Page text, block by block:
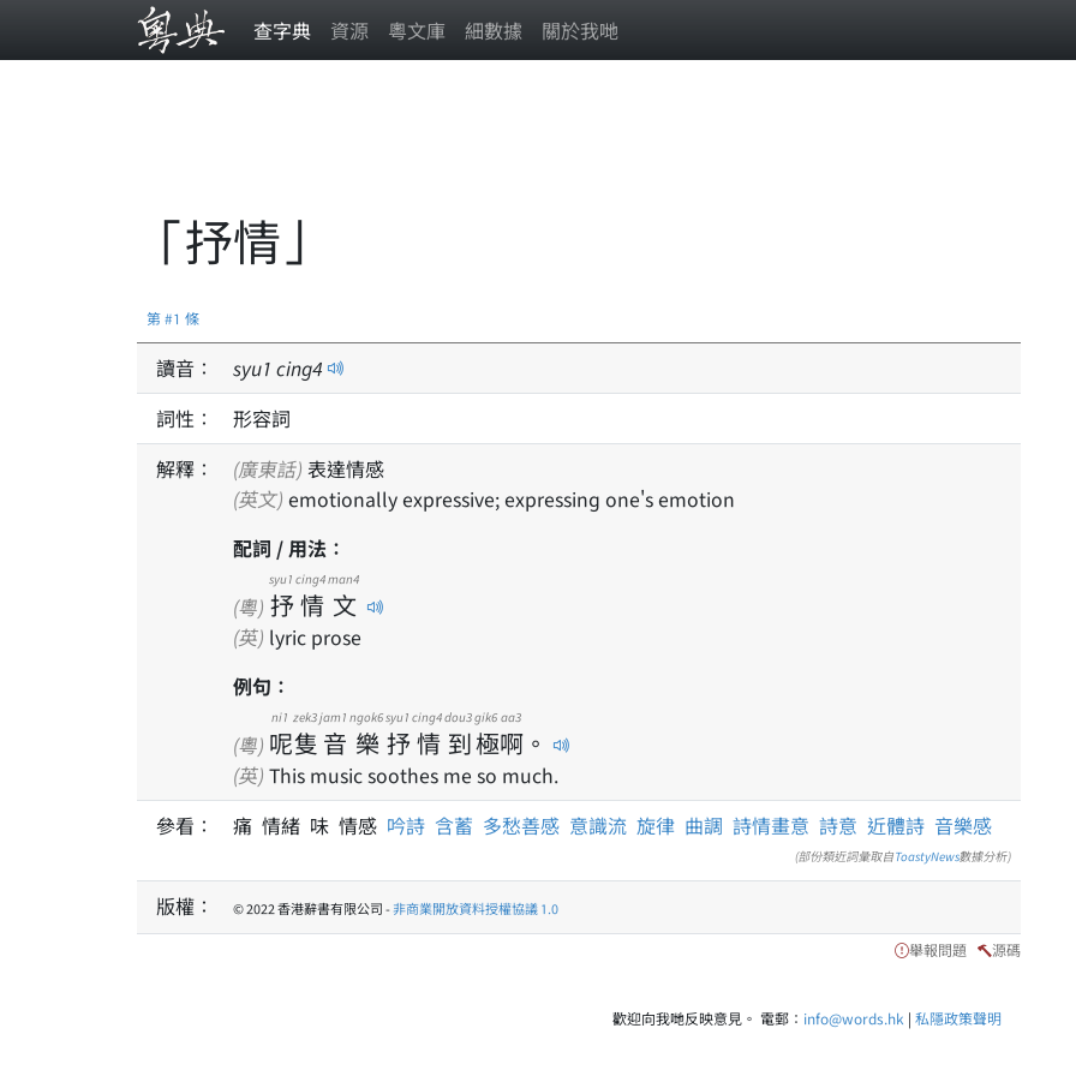
查字典 資源 粵文庫 細數據 關於我哋
「抒情」
第 #1 條
讀音： syu1 cing4
詞性：
形容詞
解釋：
(廣東話) 表達情感
(英文) emotionally expressive; expressing one's emotion
配詞 / 用法：
(粵) 抒
syu1
情
cing4
文
man4
(英) lyric prose
例句：
(粵) 呢
ni1
隻
zek3
音
jam1
樂
ngok6
抒
syu1
情
cing4
到
dou3
極
gik6
啊
aa3
。
(英) This music soothes me so much.
參看：
痛 情緒 味 情感 吟詩 含蓄 多愁善感 意識流 旋律 曲調 詩情畫意 詩意 近體詩 音樂感
(部份類近詞彙取自ToastyNews數據分析)
版權： © 2022 香港辭書有限公司 -非商業開放資料授權協議 1.0
舉報問題 源碼
歡迎向我哋反映意見。 電郵： info@words.hk | 私隱政策聲明